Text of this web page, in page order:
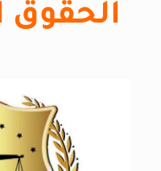
الحقوق 2022/2021م